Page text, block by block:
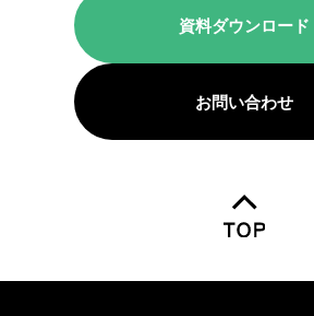
資料ダウンロード
お問い合わせ